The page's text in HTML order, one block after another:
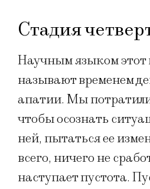
Стадия
Научным языком этот
называют временем
апатии. Мы потратили
чтобы осознать
ней, пытаться ее
всего, ничего не
наступает пустота.